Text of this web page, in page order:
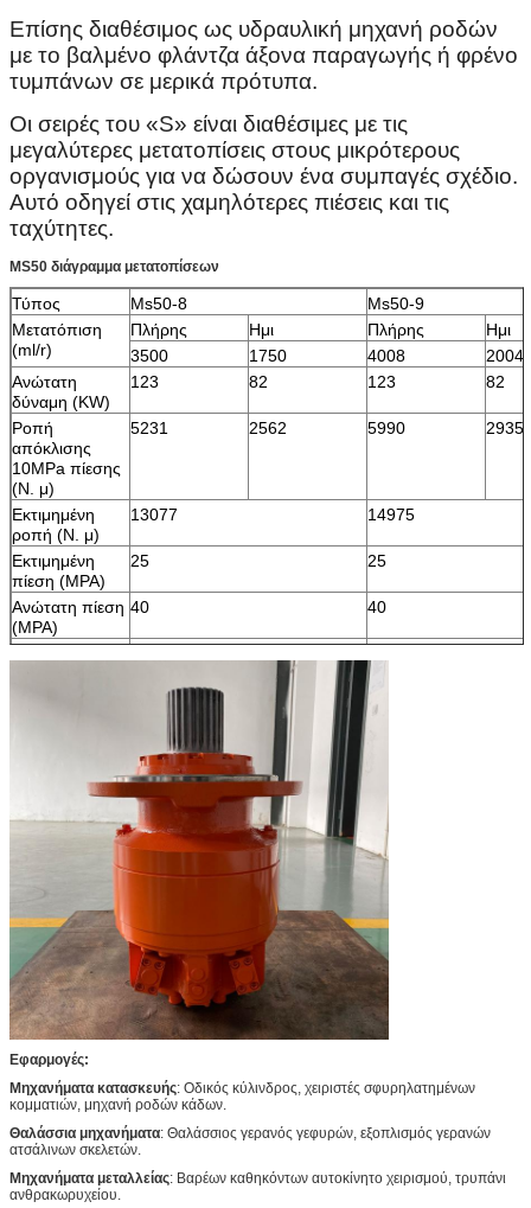
Επίσης διαθέσιμος ως υδραυλική μηχανή ροδών
με το βαλμένο φλάντζα άξονα παραγωγής ή φρένο
τυμπάνων σε μερικά πρότυπα.
Οι σειρές του «S» είναι διαθέσιμες με τις
μεγαλύτερες μετατοπίσεις στους μικρότερους
οργανισμούς για να δώσουν ένα συμπαγές σχέδιο.
Αυτό οδηγεί στις χαμηλότερες πιέσεις και τις
ταχύτητες.
MS50 διάγραμμα μετατοπίσεων
Τύπος Ms50-8
Ms50-9
Μετατόπιση
(ml/r)
Πλήρης Ημι Πλήρης
Ημι
3500
1750 4008
2004
Ανώτατη
δύναμη (KW)
123 82 123 82
Ροπή
απόκλισης
10MPa πίεσης
(Ν. μ)
5231 2562 5990 2935
Εκτιμημένη
ροπή (Ν. μ)
13077 14975
Εκτιμημένη
πίεση (MPA)
25 25
Ανώτατη πίεση
(MPA)
40 40
0-100 0-100
Εφαρμογές:
Μηχανήματα κατασκευής: Οδικός κύλινδρος, χειριστές σφυρηλατημένων
κομματιών, μηχανή ροδών κάδων.
Θαλάσσια μηχανήματα: Θαλάσσιος γερανός γεφυρών, εξοπλισμός γερανών
ατσάλινων σκελετών.
Μηχανήματα μεταλλείας: Βαρέων καθηκόντων αυτοκίνητο χειρισμού, τρυπάνι
ανθρακωρυχείου.